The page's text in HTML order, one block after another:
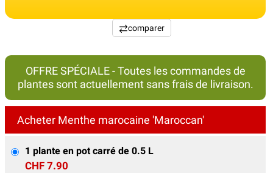
comparer
OFFRE SPÉCIALE - Toutes les commandes de
plantes sont actuellement sans frais de livraison.
Acheter Menthe marocaine 'Maroccan'
1 plante en pot carré de 0.5 L
CHF 7.90